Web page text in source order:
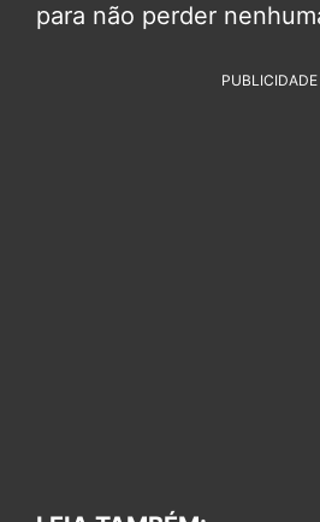
para não perder
PUBLICIDADE